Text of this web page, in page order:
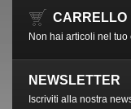
CARRELLO
Non hai articoli nel tuo
NEWSLETTER
Iscriviti alla nostra